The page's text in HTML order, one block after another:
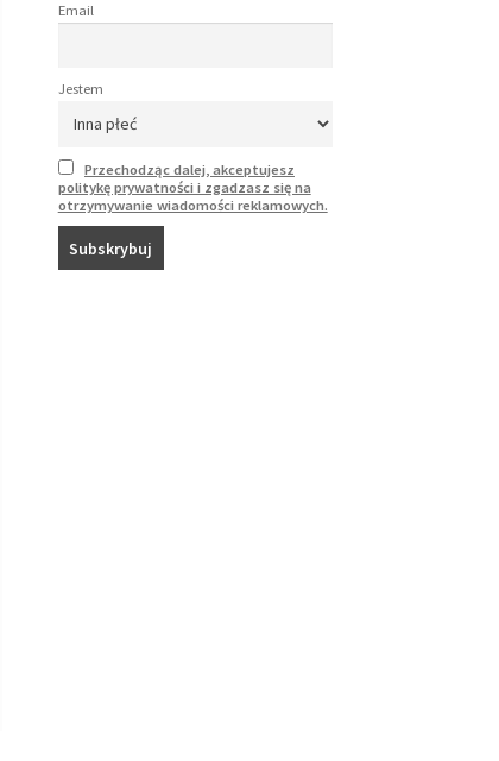
Email
Jestem
Przechodząc dalej, akceptujesz
politykę prywatności i zgadzasz się na
otrzymywanie wiadomości reklamowych.